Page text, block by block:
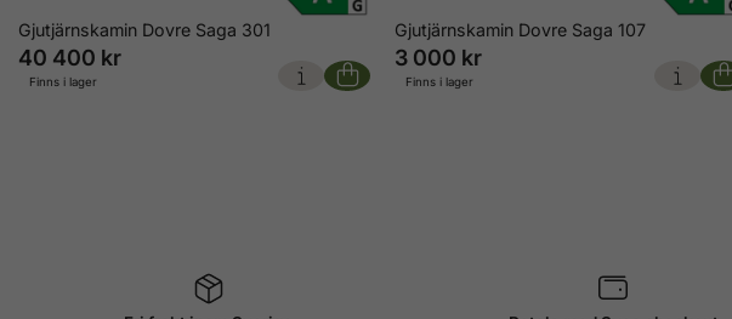
Gjutjärnskamin Dovre Saga 301
40 400 kr
Finns i lager
Gjutjärnskamin Dovre Saga 107
3 000 kr
Finns i lager